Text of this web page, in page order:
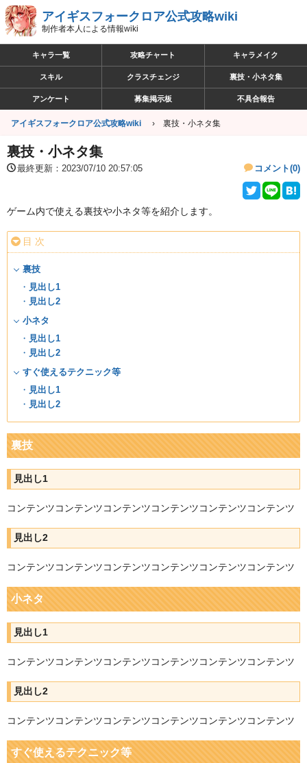
アイギスフォークロア公式攻略wiki
制作者本人による情報wiki
キャラ一覧 攻略チャート キャラメイク
スキル クラスチェンジ 裏技・小ネタ集
アンケート 募集掲示板 不具合報告
アイギスフォークロア公式攻略wiki 裏技・小ネタ集
裏技・小ネタ集
最終更新：2023/07/10 20:57:05 コメント(0)
ゲーム内で使える裏技や小ネタ等を紹介します。
目 次
裏技
見出し1
見出し2
小ネタ
見出し1
見出し2
すぐ使えるテクニック等
見出し1
見出し2
裏技
見出し1
コンテンツコンテンツコンテンツコンテンツコンテンツコンテンツ
見出し2
コンテンツコンテンツコンテンツコンテンツコンテンツコンテンツ
小ネタ
見出し1
コンテンツコンテンツコンテンツコンテンツコンテンツコンテンツ
見出し2
コンテンツコンテンツコンテンツコンテンツコンテンツコンテンツ
すぐ使えるテクニック等